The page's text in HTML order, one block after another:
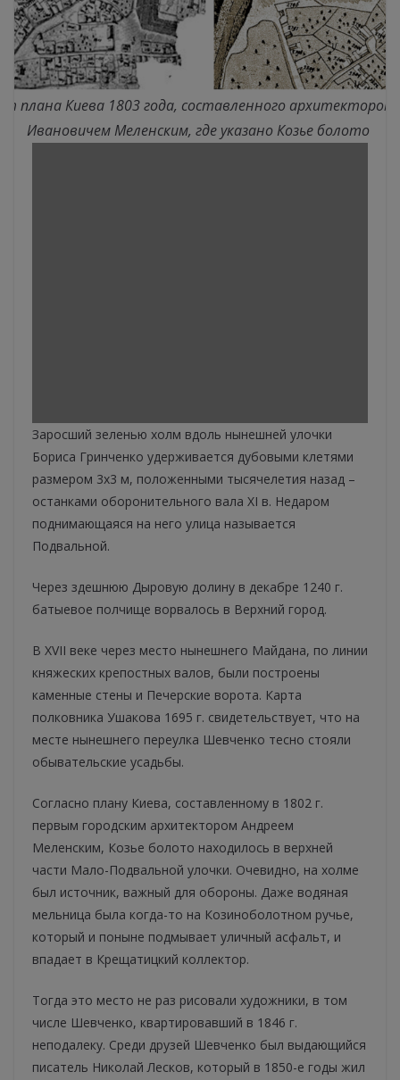
плана Киева 1803 года, составленного архитектором
Ивановичем Меленским, где указано Козье болото
Заросший зеленью холм вдоль нынешней улочки
Бориса Гринченко удерживается дубовыми клетями
размером 3х3 м, положенными тысячелетия назад –
останками оборонительного вала XI в. Недаром
поднимающаяся на него улица называется
Подвальной.
Через здешнюю Дыровую долину в декабре 1240 г.
батыевое полчище ворвалось в Верхний город.
В XVII веке через место нынешнего Майдана, по линии
княжеских крепостных валов, были построены
каменные стены и Печерские ворота. Карта
полковника Ушакова 1695 г. свидетельствует, что на
месте нынешнего переулка Шевченко тесно стояли
обывательские усадьбы.
Согласно плану Киева, составленному в 1802 г.
первым городским архитектором Андреем
Меленским, Козье болото находилось в верхней
части Мало-Подвальной улочки. Очевидно, на холме
был источник, важный для обороны. Даже водяная
мельница была когда-то на Козиноболотном ручье,
который и поныне подмывает уличный асфальт, и
впадает в Крещатицкий коллектор.
Тогда это место не раз рисовали художники, в том
числе Шевченко, квартировавший в 1846 г.
неподалеку. Среди друзей Шевченко был выдающийся
писатель Николай Лесков, который в 1850-е годы жил